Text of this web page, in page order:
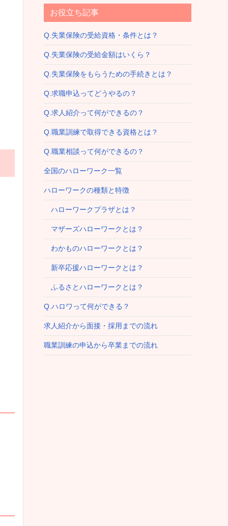
お役立ち記事
Q.失業保険の受給資格・条件とは？
Q.失業保険の受給金額はいくら？
Q.失業保険をもらうための手続きとは？
Q.求職申込ってどうやるの？
Q.求人紹介って何ができるの？
Q.職業訓練で取得できる資格とは？
Q.職業相談って何ができるの？
全国のハローワーク一覧
ハローワークの種類と特徴
ハローワークプラザとは？
マザーズハローワークとは？
わかものハローワークとは？
新卒応援ハローワークとは？
ふるさとハローワークとは？
Q.ハロワって何ができる？
求人紹介から面接・採用までの流れ
職業訓練の申込から卒業までの流れ